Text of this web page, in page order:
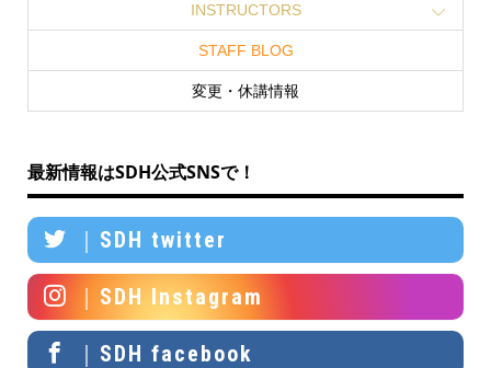
INSTRUCTORS
STAFF BLOG
変更・休講情報
最新情報はSDH公式SNSで！
｜SDH twitter
｜SDH Instagram
｜SDH facebook